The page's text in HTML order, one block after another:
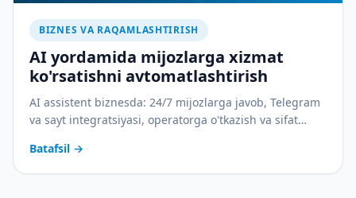
BIZNES VA RAQAMLASHTIRISH
AI yordamida mijozlarga xizmat
ko'rsatishni avtomatlashtirish
AI assistent biznesda: 24/7 mijozlarga javob, Telegram
va sayt integratsiyasi, operatorga o'tkazish va sifat
Batafsil →